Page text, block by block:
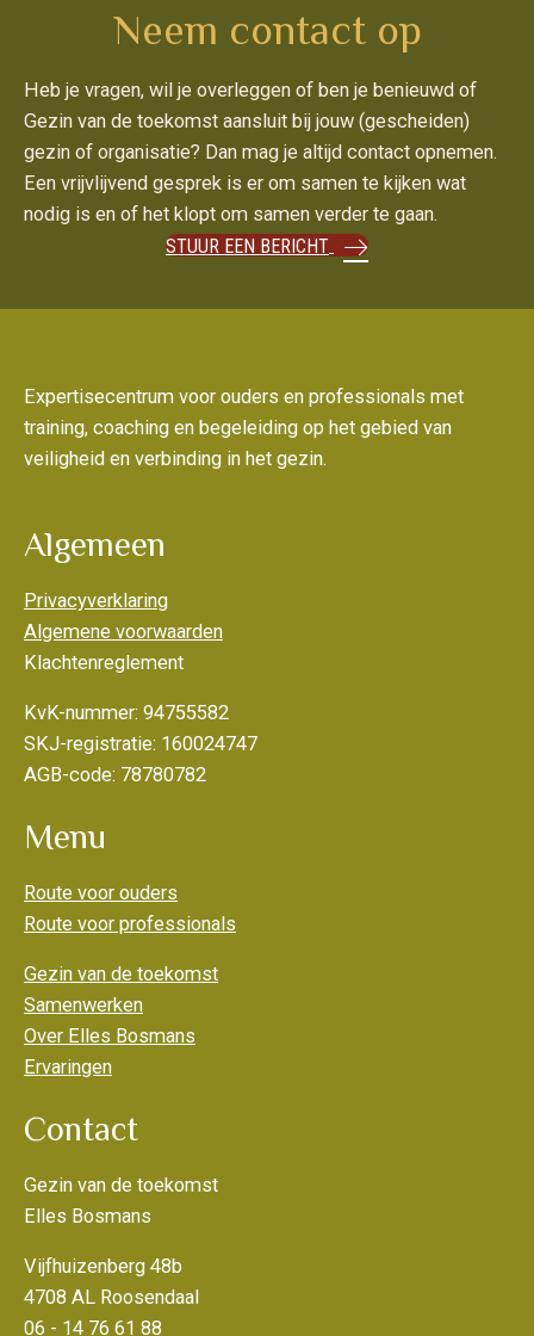
Neem contact op
Heb je vragen, wil je overleggen of ben je benieuwd of
Gezin van de toekomst aansluit bij jouw (gescheiden)
gezin of organisatie? Dan mag je altijd contact opnemen.
Een vrijvlijvend gesprek is er om samen te kijken wat
nodig is en of het klopt om samen verder te gaan.
STUUR EEN BERICHT
Expertisecentrum voor ouders en professionals met
training, coaching en begeleiding op het gebied van
veiligheid en verbinding in het gezin.
Algemeen
Privacyverklaring
Algemene voorwaarden
Klachtenreglement
KvK-nummer: 94755582
SKJ-registratie: 160024747
AGB-code: 78780782
Menu
Route voor ouders
Route voor professionals
Gezin van de toekomst
Samenwerken
Over Elles Bosmans
Ervaringen
Contact
Gezin van de toekomst
Elles Bosmans
Vijfhuizenberg 48b
4708 AL Roosendaal
06 - 14 76 61 88